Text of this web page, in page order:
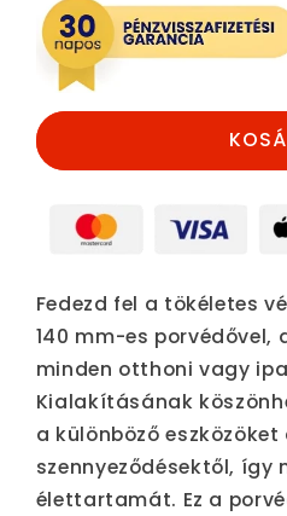
es
porvédő
mennyiségének
csökkentése
es
porvédő
Fedezd fel a tökéletes
140 mm-es
minden otthoni vagy
Kialakításának
a különböző
szennyeződésektől, így
élettartamát. Ez a